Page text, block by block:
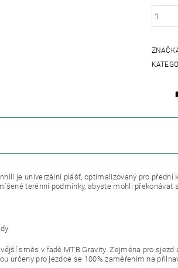
je univerzální plášť, optimalizovaný pro
terénní podmínky, abyste mohli překonávat
směs v řadě MTB Gravity. Zejména pro
určeny pro jezdce se 100% zaměřením na